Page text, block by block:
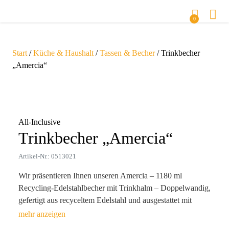
0
Start /Küche & Haushalt /Tassen & Becher/ Trinkbecher
„Amercia“
All-Inclusive
Trinkbecher „Amercia“
Artikel-Nr.: 0513021
Wir präsentieren Ihnen unseren Amercia – 1180 ml
Recycling-Edelstahlbecher mit Trinkhalm – Doppelwandig,
gefertigt aus recyceltem Edelstahl und ausgestattet mit
einem PP-Deckel und Trinkhalm. Mit einem großzügigen